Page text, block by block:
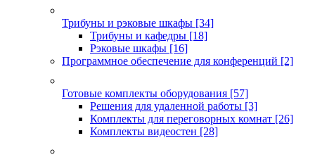
Трибуны и рэковые шкафы [34]
Трибуны и кафедры [18]
Рэковые шкафы [16]
Программное обеспечение для конференций [2]
Готовые комплекты оборудования [57]
Решения для удаленной работы [3]
Комплекты для переговорных комнат [26]
Комплекты видеостен [28]